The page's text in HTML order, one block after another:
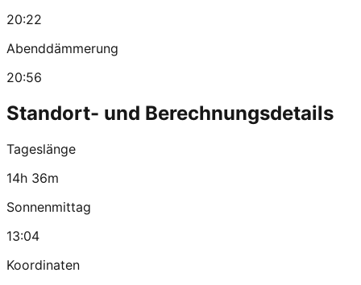
20:22
Abenddämmerung
20:56
Standort- und Berechnungsdetails
Tageslänge
14h 36m
Sonnenmittag
13:04
Koordinaten